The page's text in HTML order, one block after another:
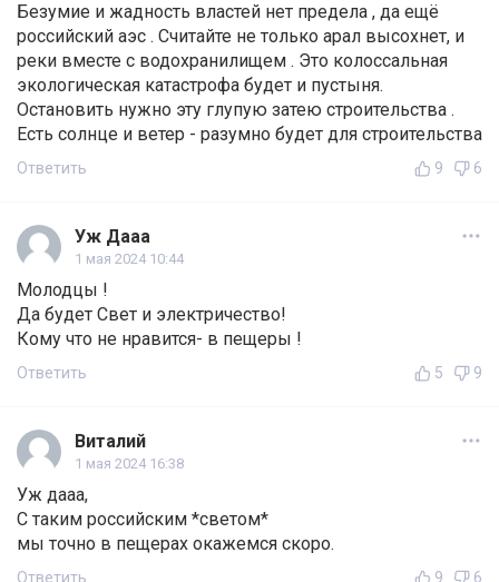
Безумие и жадность властей нет предела , да ещё
российский аэс . Считайте не только арал высохнет, и
реки вместе с водохранилищем . Это колоссальная
экологическая катастрофа будет и пустыня.
Остановить нужно эту глупую затею строительства .
Есть солнце и ветер - разумно будет для строительства
Ответить 9 6
Уж Дааа
1 мая 2024 10:44
Молодцы !
Да будет Свет и электричество!
Кому что не нравится- в пещеры !
Ответить 5 9
Виталий
1 мая 2024 16:38
Уж дааа,
С таким российским *светом*
мы точно в пещерах окажемся скоро.
Ответить 9 6